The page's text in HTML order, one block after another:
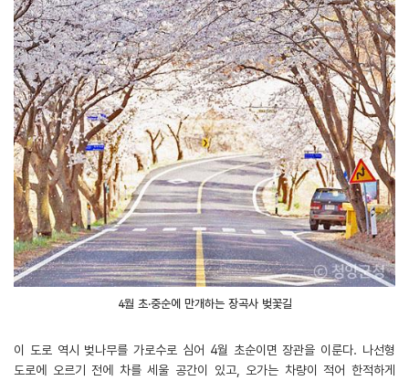
4월 초·중순에 만개하는 장곡사 벚꽃길
이 도로 역시 벚나무를 가로수로 심어 4월 초순이면 장관을 이룬다. 나선형
도로에 오르기 전에 차를 세울 공간이 있고, 오가는 차량이 적어 한적하게